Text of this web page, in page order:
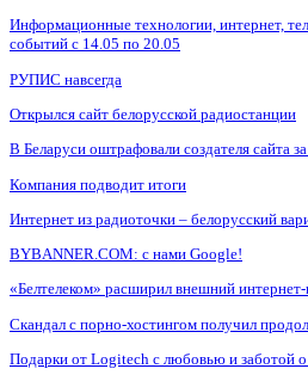
Информационные технологии, интернет,
событий с 14.05 по 20.05
РУПИС навсегда
Открылся сайт белорусской радиостанции
В Беларуси оштрафовали создателя сайта
Компания подводит итоги
Интернет из радиоточки – белорусский
BYBANNER.COM: c нами Google!
«Белтелеком» расширил внешний
Скандал с порно-хостингом получил
Подарки от Logitech с любовью и заботой